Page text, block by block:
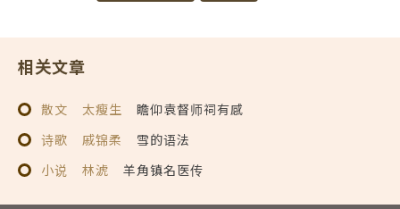
相关文章
散文 太瘦生
瞻仰袁督师祠有感
诗歌
戚锦柔
雪的语法
小说
林淲 羊角镇名医传